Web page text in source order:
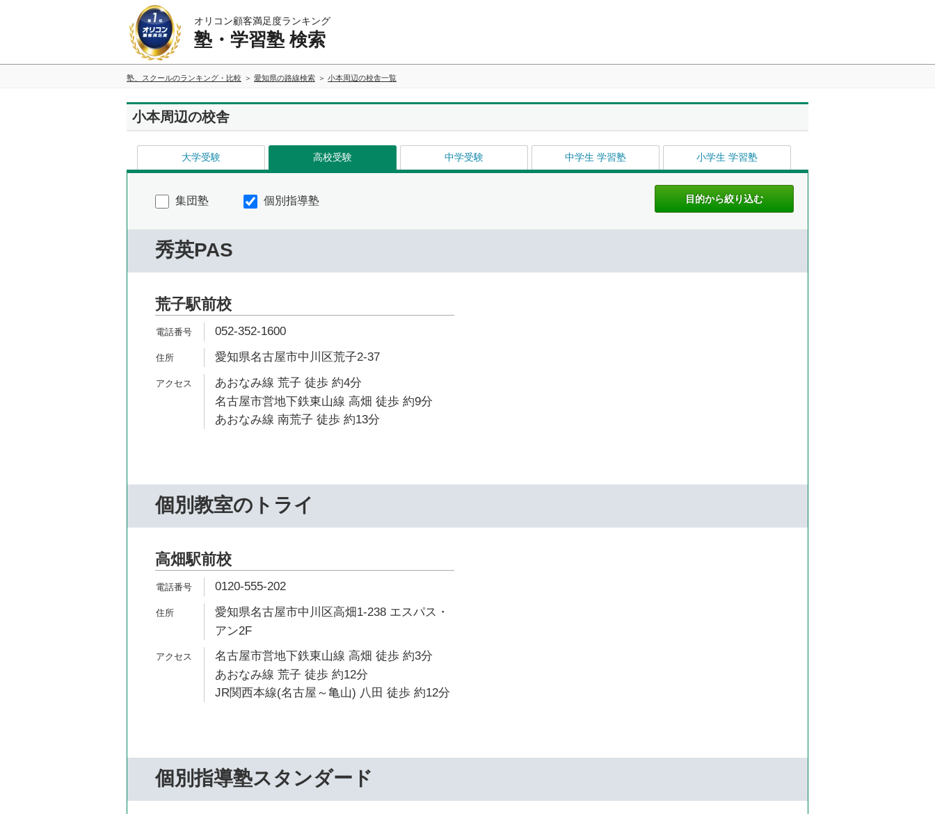
オリコン顧客満足度ランキング
塾・学習塾 検索
塾、スクールのランキング・比較 愛知県の路線検索 小本周辺の校舎一覧
小本周辺の校舎
大学受験 高校受験 中学受験 中学生 学習塾 小学生 学習塾
集団塾 個別指導塾
秀英PAS
荒子駅前校
052-352-1600
愛知県名古屋市中川区荒子2-37
あおなみ線 荒子 徒歩 約4分
名古屋市営地下鉄東山線 高畑 徒歩 約9分
あおなみ線 南荒子 徒歩 約13分
個別教室のトライ
高畑駅前校
0120-555-202
愛知県名古屋市中川区高畑1-238 エスパス・
アン2F
名古屋市営地下鉄東山線 高畑 徒歩 約3分
あおなみ線 荒子 徒歩 約12分
JR関西本線(名古屋～亀山) 八田 徒歩 約12分
個別指導塾スタンダード